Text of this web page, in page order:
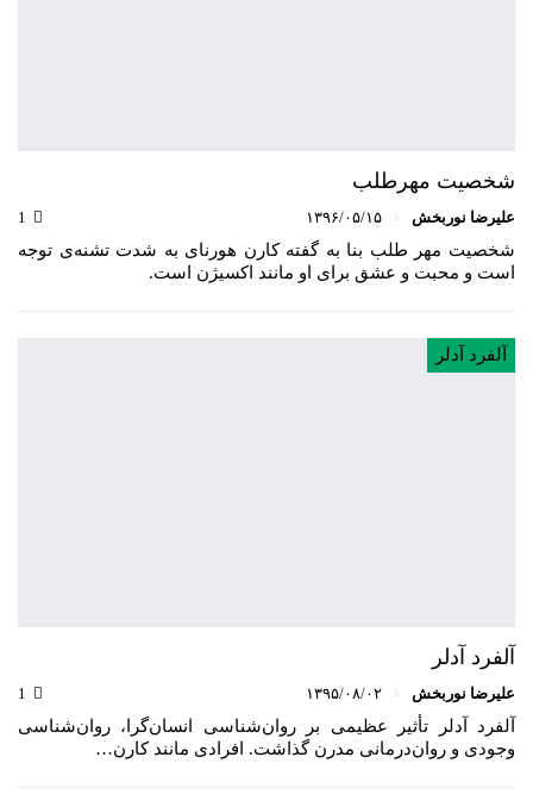
شخصیت مهرطلب
علیرضا نوربخش ۱۳۹۶/۰۵/۱۵
شخصیت مهر طلب بنا به گفته کارن هورنای به شدت تشنه‌ی توجه
است و محبت و عشق برای او مانند اکسیژن است.
آلفرد آدلر
آلفرد آدلر
علیرضا نوربخش ۱۳۹۵/۰۸/۰۲
آلفرد آدلر تأثیر عظیمی بر روان‌شناسی انسان‌گرا، روان‌شناسی
وجودی و روان‌درمانی مدرن گذاشت. افرادی مانند کارن…